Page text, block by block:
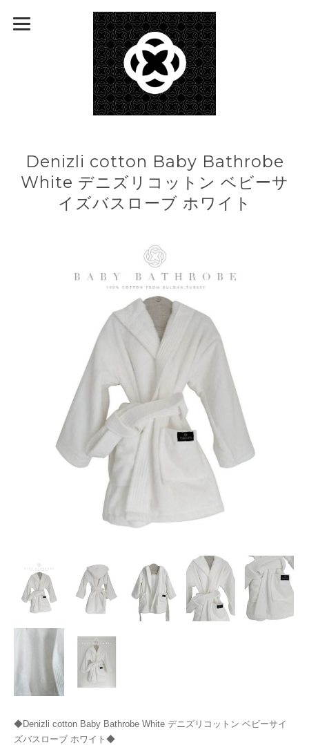
Denizli cotton Baby Bathrobe
White デニズリコットン ベビーサ
イズバスローブ ホワイト
◆Denizli cotton Baby Bathrobe White デニズリコットン ベビーサイ
ズバスローブ ホワイト◆